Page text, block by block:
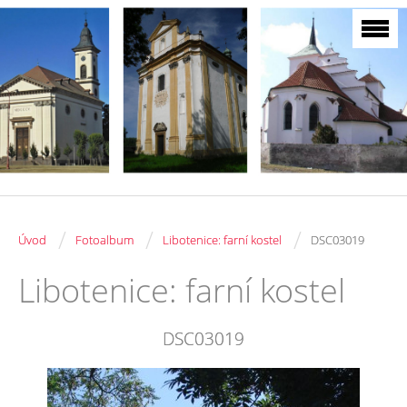
Úvod / Fotoalbum / Libotenice: farní kostel / DSC03019
Libotenice: farní kostel
DSC03019